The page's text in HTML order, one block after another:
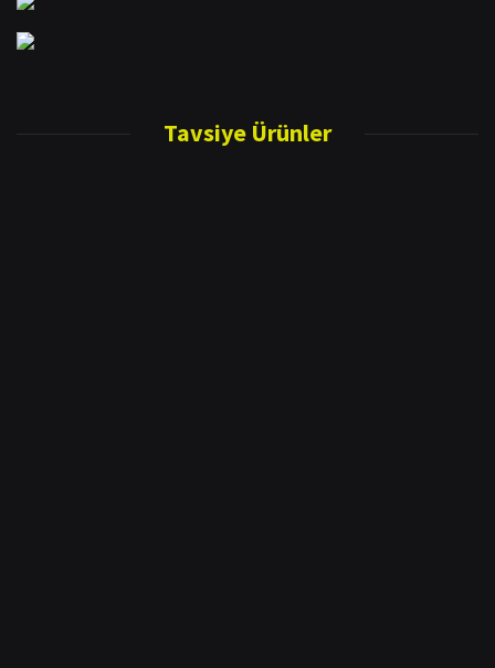
Bu ürüne ilk yorumu siz yapın!
Tavsiye Ürünler